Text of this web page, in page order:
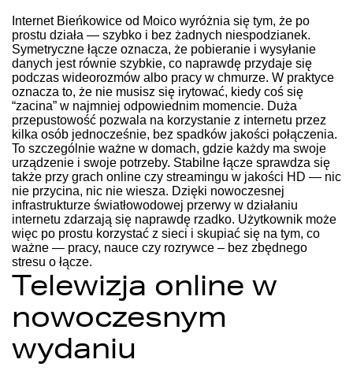
Internet Bieńkowice od Moico wyróżnia się tym, że po
prostu działa — szybko i bez żadnych niespodzianek.
Symetryczne łącze oznacza, że pobieranie i wysyłanie
danych jest równie szybkie, co naprawdę przydaje się
podczas wideorozmów albo pracy w chmurze. W praktyce
oznacza to, że nie musisz się irytować, kiedy coś się
“zacina” w najmniej odpowiednim momencie. Duża
przepustowość pozwala na korzystanie z internetu przez
kilka osób jednocześnie, bez spadków jakości połączenia.
To szczególnie ważne w domach, gdzie każdy ma swoje
urządzenie i swoje potrzeby. Stabilne łącze sprawdza się
także przy grach online czy streamingu w jakości HD — nic
nie przycina, nic nie wiesza. Dzięki nowoczesnej
infrastrukturze światłowodowej przerwy w działaniu
internetu zdarzają się naprawdę rzadko. Użytkownik może
więc po prostu korzystać z sieci i skupiać się na tym, co
ważne — pracy, nauce czy rozrywce – bez zbędnego
stresu o łącze.
Telewizja online w
nowoczesnym
wydaniu